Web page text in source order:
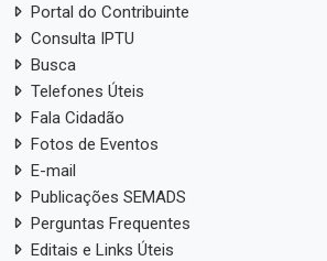
Portal do Contribuinte
Consulta IPTU
Busca
Telefones Úteis
Fala Cidadão
Fotos de Eventos
E-mail
Publicações SEMADS
Perguntas Frequentes
Editais e Links Úteis